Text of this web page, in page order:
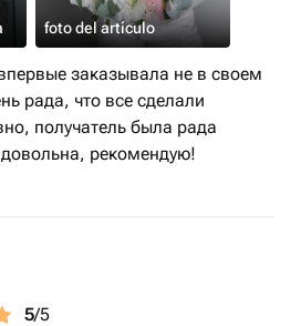
foto del artículo
заказывала не в своем
рада, что все сделали
получатель была рада
довольна, рекомендую!
5/5